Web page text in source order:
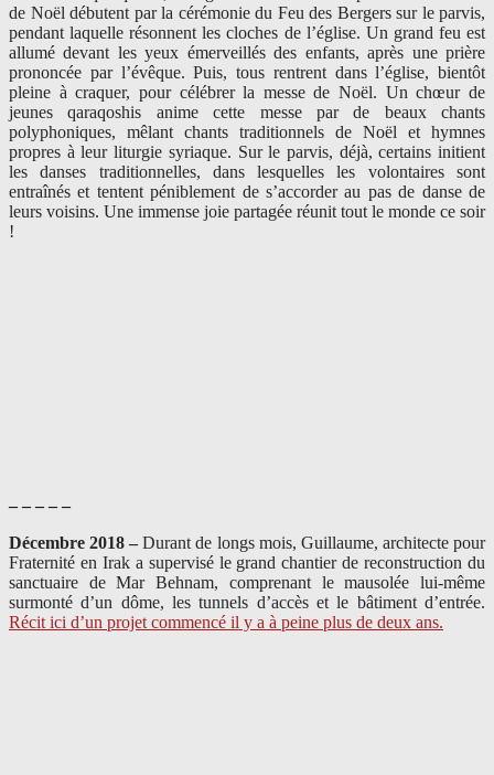
de Noël débutent par la cérémonie du Feu des Bergers sur le parvis,
pendant laquelle résonnent les cloches de l’église. Un grand feu est
allumé devant les yeux émerveillés des enfants, après une prière
prononcée par l’évêque. Puis, tous rentrent dans l’église, bientôt
pleine à craquer, pour célébrer la messe de Noël. Un chœur de
jeunes qaraqoshis anime cette messe par de beaux chants
polyphoniques, mêlant chants traditionnels de Noël et hymnes
propres à leur liturgie syriaque. Sur le parvis, déjà, certains initient
les danses traditionnelles, dans lesquelles les volontaires sont
entraînés et tentent péniblement de s’accorder au pas de danse de
leurs voisins. Une immense joie partagée réunit tout le monde ce soir
!
– – – – –
Décembre 2018 –Durant de longs mois, Guillaume, architecte pour
Fraternité en Irak a supervisé le grand chantier de reconstruction du
sanctuaire de Mar Behnam, comprenant le mausolée lui-même
surmonté d’un dôme, les tunnels d’accès et le bâtiment d’entrée.
Récit ici d’un projet commencé il y a à peine plus de deux ans.